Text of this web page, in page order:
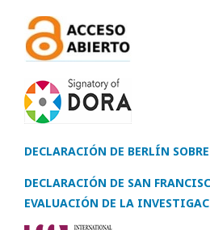
DECLARACIÓN DE BERLÍN
DECLARACIÓN DE SAN
EVALUACIÓN DE LA